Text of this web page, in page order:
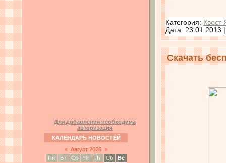
Для добавления необходима
авторизация
КАЛЕНДАРЬ НОВОСТЕЙ
« Август 2026 »
Пн
Вт Ср Чт Пт Сб
Вс
Категория: Квест
Дата: 23.01.2013
Скачать